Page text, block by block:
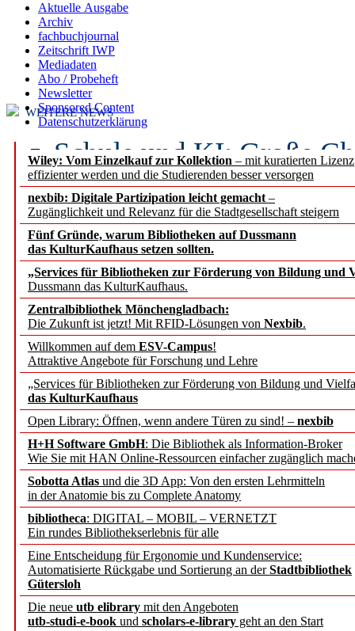
Aktuelle Ausgabe
Archiv
fachbuchjournal
Zeitschrift IWP
Mediadaten
Abo / Probeheft
Newsletter
Sponsored Content
Datenschutzerklärung
Wiley: Vom Einzelkauf zur Kollektion – mit kuratierten
effizienter werden und die Studierenden besser versorgen
nexbib: Digitale Partizipation leicht gemacht –
Zugänglichkeit und Relevanz für die Stadtgesellschaft steigern
Fünf Gründe, warum Bibliotheken auf Dussmann
das KulturKaufhaus setzen sollten.
„Services für Bibliotheken zur Förderung von Bildung und
Dussmann das KulturKaufhaus.
Zentralbibliothek Mönchengladbach:
Die Zukunft ist jetzt! Mit RFID-Lösungen von Nexbib.
Willkommen auf dem ESV-Campus!
Attraktive Angebote für Forschung und Lehre
„Services für Bibliotheken zur Förderung von Bildung und
das KulturKaufhaus
Open Library: Öffnen, wenn andere Türen zu sind! – nexbib
H+H Software GmbH: Die Bibliothek als Information-Broker
Wie Sie mit HAN Online-Ressourcen einfacher zugänglich
Sobotta Atlas und die 3D App: Von den ersten Lehrmitteln
in der Anatomie bis zu Complete Anatomy
bibliotheca: DIGITAL – MOBIL – VERNETZT
Ein rundes Bibliothekserlebnis für alle
Eine Entscheidung für Ergonomie und Kundenservice:
Automatisierte Rückgabe und Sortierung an derStadtbibliothek
Gütersloh
Die neue utb elibrary mit den Angeboten
utb-studi-e-book und scholars-e-library geht an den Start
WEITERE NEWS
Schule und KI: Große
Voraussetzungen
Erfolgreiches erstes
Segment Research –
angepasst
konstruktiv!
Mohr Siebeck
und die Zeitschrift für
Francke Attempto
EBSCO Information
Recherchefunktionen in
Sorbisches Institut neu
Geschichte und